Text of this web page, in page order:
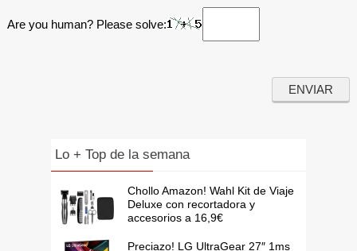
Are you human? Please solve:
Lo + Top de la semana
Chollo Amazon! Wahl Kit de Viaje
Deluxe con recortadora y
accesorios a 16,9€
Preciazo! LG UltraGear 27″ 1ms